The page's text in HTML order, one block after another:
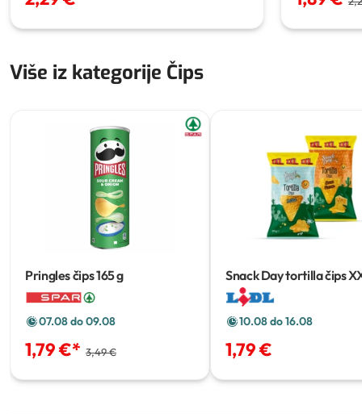
Više iz kategorije Čips
Pringles čips165 g
07.08 do 09.08
1,79 €* 3,49 €
Snack Day tortilla čips
g
10.08 do 16.08
1,79 €